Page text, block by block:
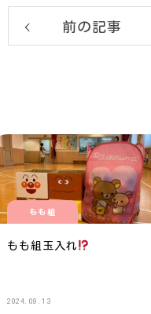
前の記事
もも組
もも組玉入れ
2024.09.13